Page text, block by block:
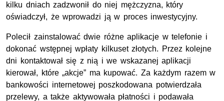
kilku dniach zadzwonił do niej mężczyzna, który
oświadczył, że wprowadzi ją w proces inwestycyjny.
Polecił zainstalować dwie różne aplikacje w telefonie i
dokonać wstępnej wpłaty kilkuset złotych. Przez kolejne
dni kontaktował się z nią i we wskazanej aplikacji
kierował, które „akcje” ma kupować. Za każdym razem w
bankowości internetowej poszkodowana potwierdzała
przelewy, a także aktywowała płatności i podawała